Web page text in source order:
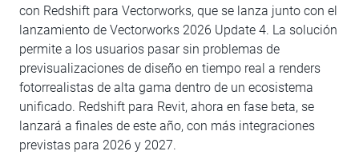
con Redshift para Vectorworks, que se lanza junto con el
lanzamiento de Vectorworks 2026 Update 4. La solución
permite a los usuarios pasar sin problemas de
previsualizaciones de diseño en tiempo real a renders
fotorrealistas de alta gama dentro de un ecosistema
unificado. Redshift para Revit, ahora en fase beta, se
lanzará a finales de este año, con más integraciones
previstas para 2026 y 2027.